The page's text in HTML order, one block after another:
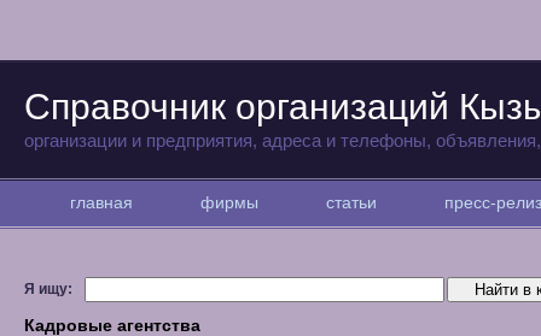
Справочник организаций
организации и предприятия, адреса и телефоны,
главная фирмы статьи пресс-
Я ищу:
Кадровые агентства